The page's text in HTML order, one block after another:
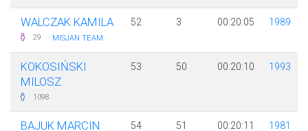
WALCZAK KAMILA
29 · MISJAN TEAM
52 3 00:20:05 1989
KOKOSIŃSKI
MILOSZ
1098
53 50 00:20:10 1993
BAJUK MARCIN 54 51 00:20:11 1981